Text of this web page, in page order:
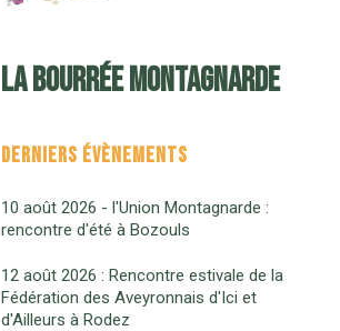
La Bourrée Montagnarde
DERNIERS ÉVÈNEMENTS
10 août 2026 - l'Union Montagnarde :
rencontre d'été à Bozouls
12 août 2026 : Rencontre estivale de la
Fédération des Aveyronnais d'Ici et
d'Ailleurs à Rodez